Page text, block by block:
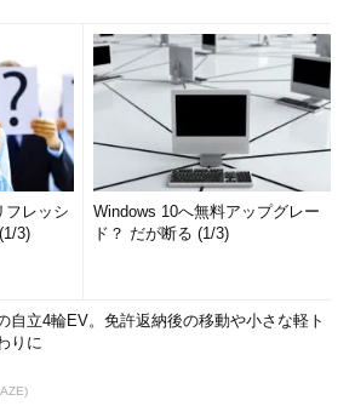
フレッシ
3)
Windows 10へ無料アップグレー
ド？ だが断る (1/3)
自立4輪EV。免許返納後の移動や小さな軽ト
りに